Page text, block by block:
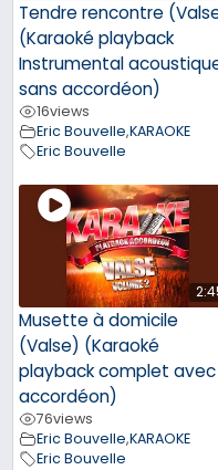
Tendre rencontre
(Karaoké playback
Instrumental
sans accordéon)
16views
Eric Bouvelle,KARAOKE
Eric Bouvelle
Musette à domicile
(Valse) (Karaoké
playback complet avec
accordéon)
76views
Eric Bouvelle,KARAOKE
Eric Bouvelle